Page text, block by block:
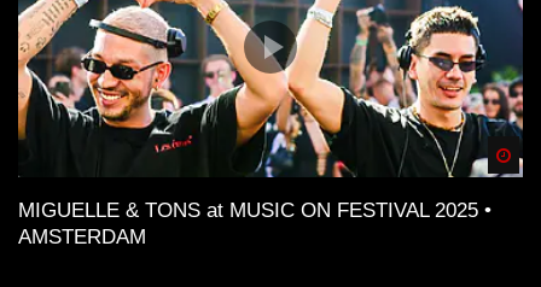
MIGUELLE & TONS at MUSIC ON FESTIVAL 2025 •
AMSTERDAM